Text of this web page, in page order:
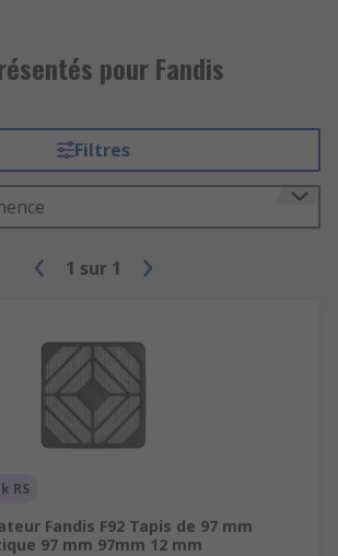
pour Fandis
Filtres
1 sur 1
RS
Fandis F92 Tapis de 97 mm
97 mm 97mm 12 mm